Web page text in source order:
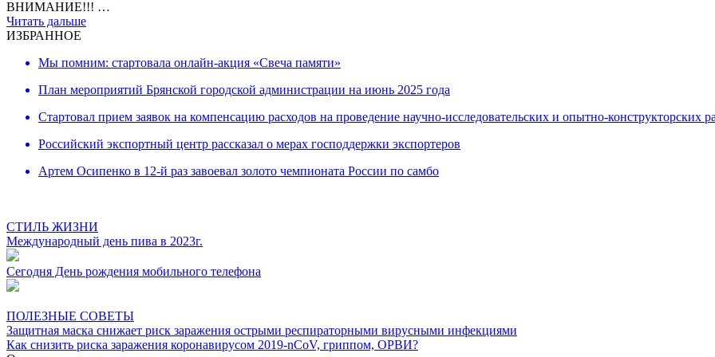
ВНИМАНИЕ!!! …
Читать дальше
ИЗБРАННОЕ
Мы помним: стартовала онлайн-акция «Свеча памяти»
План мероприятий Брянской городской администрации на июнь 2025 года
Cтартовал прием заявок на компенсацию расходов на проведение научно-исследовательских и опытно-конструкторских
Российский экспортный центр рассказал о мерах господдержки экспортеров
Артем Осипенко в 12-й раз завоевал золото чемпионата России по самбо
СТИЛЬ ЖИЗНИ
Международный день пива в 2023г.
Сегодня День рождения мобильного телефона
ПОЛЕЗНЫЕ СОВЕТЫ
Защитная маска снижает риск заражения острыми респираторными вирусными инфекциями
Как снизить риска заражения коронавирусом 2019-nCoV, гриппом, ОРВИ?